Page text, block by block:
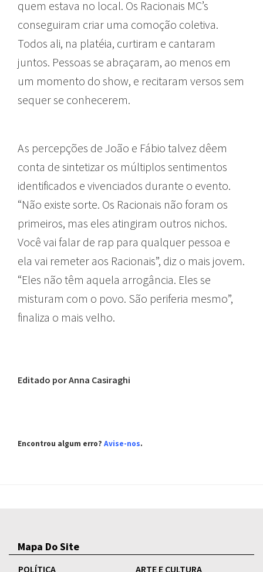
quem estava no local. Os Racionais MC’s
conseguiram criar uma comoção coletiva.
Todos ali, na platéia, curtiram e cantaram
juntos. Pessoas se abraçaram, ao menos em
um momento do show, e recitaram versos sem
sequer se conhecerem.
As percepções de João e Fábio talvez dêem
conta de sintetizar os múltiplos sentimentos
identificados e vivenciados durante o evento.
“Não existe sorte. Os Racionais não foram os
primeiros, mas eles atingiram outros nichos.
Você vai falar de rap para qualquer pessoa e
ela vai remeter aos Racionais”, diz o mais jovem.
“Eles não têm aquela arrogância. Eles se
misturam com o povo. São periferia mesmo”,
finaliza o mais velho.
Editado por Anna Casiraghi
Encontrou algum erro? Avise-nos.
Mapa Do Site
POLÍTICA ARTE E CULTURA